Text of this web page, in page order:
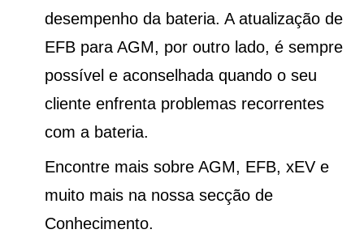
desempenho da bateria. A atualização de
EFB para AGM, por outro lado, é sempre
possível e aconselhada quando o seu
cliente enfrenta problemas recorrentes
com a bateria.
Encontre mais sobre AGM, EFB, xEV e
muito mais na nossa secção de
Conhecimento.